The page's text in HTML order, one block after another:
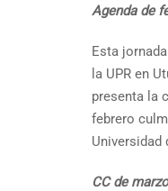
Agenda de
Esta
la UPR en
presenta la
febrero
Universidad
CC de marzo